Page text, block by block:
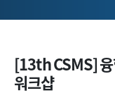
[13th CSMS]
워크샵